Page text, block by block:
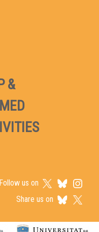
&
Follow us on
Share us on